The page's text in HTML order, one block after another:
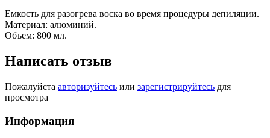
Емкость для разогрева воска во время процедуры депиляции.
Материал: алюминий.
Объем: 800 мл.
Написать отзыв
Пожалуйста авторизуйтесь или зарегистрируйтесь для
просмотра
Информация